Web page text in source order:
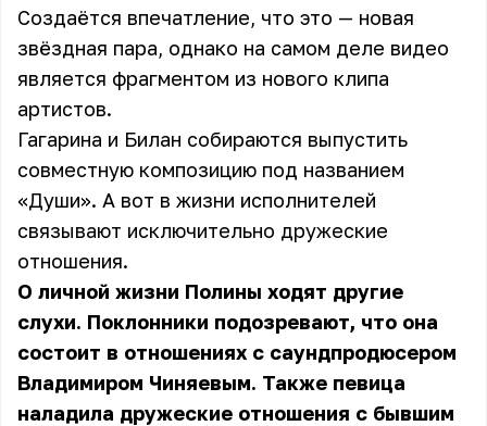
Создаётся впечатление, что это — новая
звёздная пара, однако на самом деле видео
является фрагментом из нового клипа
артистов.
Гагарина и Билан собираются выпустить
совместную композицию под названием
«Души». А вот в жизни исполнителей
связывают исключительно дружеские
отношения.
О личной жизни Полины ходят другие
слухи. Поклонники подозревают, что она
состоит в отношениях с саундпродюсером
Владимиром Чиняевым. Также певица
наладила дружеские отношения с бывшим